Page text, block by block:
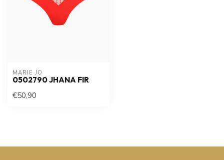
MARIE JO
0502790 JHANA FIR
€50,90